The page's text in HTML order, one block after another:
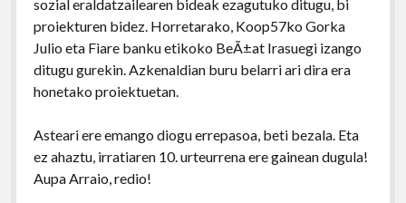
sozial eraldatzailearen bideak ezagutuko ditugu, bi
proiekturen bidez. Horretarako, Koop57ko Gorka
Julio eta Fiare banku etikoko BeÃ±at Irasuegi izango
ditugu gurekin. Azkenaldian buru belarri ari dira era
honetako proiektuetan.
Asteari ere emango diogu errepasoa, beti bezala. Eta
ez ahaztu, irratiaren 10. urteurrena ere gainean dugula!
Aupa Arraio, redio!